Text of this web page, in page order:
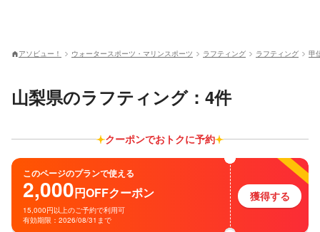
アソビュー！ ウォータースポーツ・マリンスポーツ ラフティング ラフティング 甲
山梨県のラフティング：4件
クーポンでおトクに予約
このページのプランで使える
2,000円OFFクーポン
15,000円以上のご予約で利用可
有効期限：2026/08/31まで
獲得する